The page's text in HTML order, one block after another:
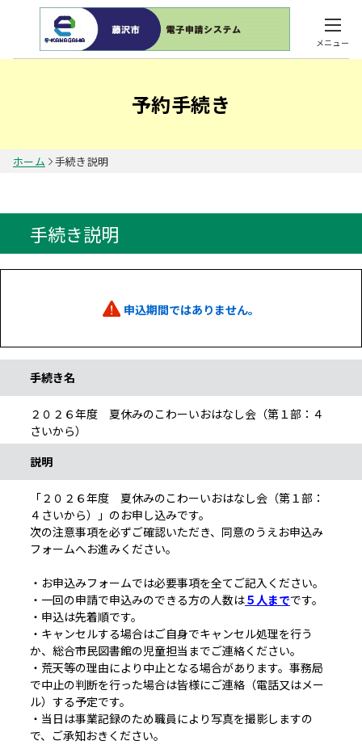
メニュー
予約手続き
ホーム 手続き説明
手続き説明
申込期間ではありません。
手続き名
２０２６年度 夏休みのこわーいおはなし会（第１部：４
さいから）
説明
「２０２６年度 夏休みのこわーいおはなし会（第１部：
４さいから）」のお申し込みです。
次の注意事項を必ずご確認いただき、同意のうえお申込み
フォームへお進みください。
・お申込みフォームでは必要事項を全てご記入ください。
・一回の申請で申込みのできる方の人数は５人までです。
・申込は先着順です。
・キャンセルする場合はご自身でキャンセル処理を行う
か、総合市民図書館の児童担当までご連絡ください。
・荒天等の理由により中止となる場合があります。事務局
で中止の判断を行った場合は皆様にご連絡（電話又はメー
ル）する予定です。
・当日は事業記録のため職員により写真を撮影しますの
で、ご承知おきください。